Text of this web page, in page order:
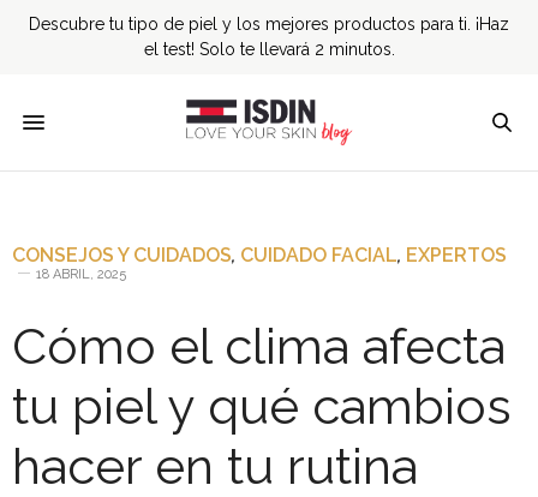
Descubre tu tipo de piel y los mejores productos para ti. ¡Haz
el test! Solo te llevará 2 minutos.
CONSEJOS Y CUIDADOS, CUIDADO FACIAL, EXPERTOS
18 ABRIL, 2025
Cómo el clima afecta
tu piel y qué cambios
hacer en tu rutina